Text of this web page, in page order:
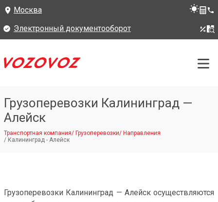
Москва
Электронный документооборот
Грузоперевозки Калининград —
Алейск
Транспортная компания/ Грузоперевозки/ Направления
/ Калининград - Алейск
Грузоперевозки Калининград — Алейск осуществляются